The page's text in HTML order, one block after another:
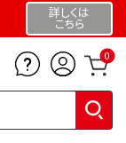
詳しくは
こちら
0